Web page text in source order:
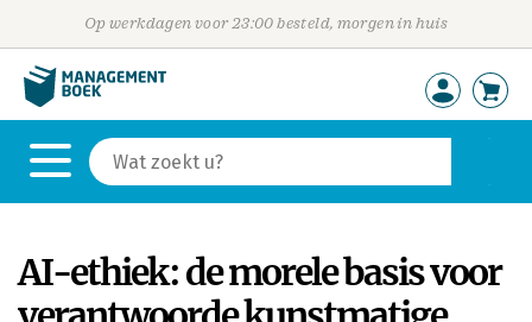
Op werkdagen voor 23:00 besteld, morgen in huis
AI-ethiek: de morele basis voor